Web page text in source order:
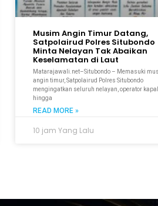
Musim Angin Timur Datang,
Satpolairud Polres Situbondo
Minta Nelayan Tak Abaikan
Keselamatan di Laut
Matarajawali.net–Situbondo – Memasuki
angin timur, Satpolairud Polres Situbondo
mengingatkan seluruh nelayan, operator kapal,
hingga
READ MORE »
10 jam Yang Lalu